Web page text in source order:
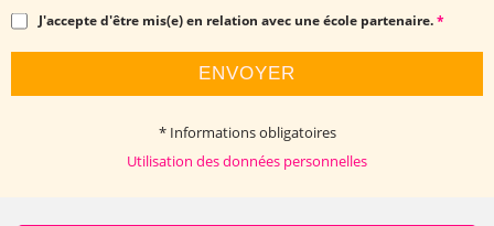
J'accepte d'être mis(e) en relation avec une école partenaire.*
ENVOYER
* Informations obligatoires
Utilisation des données personnelles